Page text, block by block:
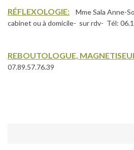
RÉFLEXOLOGIE:
Mme Sala Anne-
cabinet ou à domicile- sur rdv- Tél:
REBOUTOLOGUE,
07.89.57.76.39